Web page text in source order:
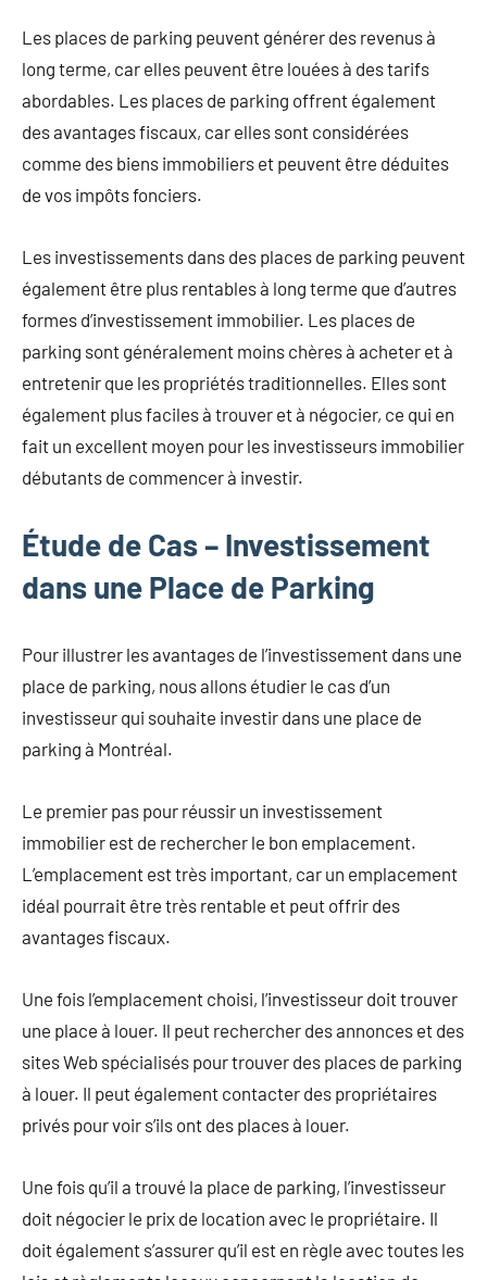
Les places de parking peuvent générer des revenus à
long terme, car elles peuvent être louées à des tarifs
abordables. Les places de parking offrent également
des avantages fiscaux, car elles sont considérées
comme des biens immobiliers et peuvent être déduites
de vos impôts fonciers.
Les investissements dans des places de parking peuvent
également être plus rentables à long terme que d’autres
formes d’investissement immobilier. Les places de
parking sont généralement moins chères à acheter et à
entretenir que les propriétés traditionnelles. Elles sont
également plus faciles à trouver et à négocier, ce qui en
fait un excellent moyen pour les investisseurs immobilier
débutants de commencer à investir.
Étude de Cas – Investissement
dans une Place de Parking
Pour illustrer les avantages de l’investissement dans une
place de parking, nous allons étudier le cas d’un
investisseur qui souhaite investir dans une place de
parking à Montréal.
Le premier pas pour réussir un investissement
immobilier est de rechercher le bon emplacement.
L’emplacement est très important, car un emplacement
idéal pourrait être très rentable et peut offrir des
avantages fiscaux.
Une fois l’emplacement choisi, l’investisseur doit trouver
une place à louer. Il peut rechercher des annonces et des
sites Web spécialisés pour trouver des places de parking
à louer. Il peut également contacter des propriétaires
privés pour voir s’ils ont des places à louer.
Une fois qu’il a trouvé la place de parking, l’investisseur
doit négocier le prix de location avec le propriétaire. Il
doit également s’assurer qu’il est en règle avec toutes les